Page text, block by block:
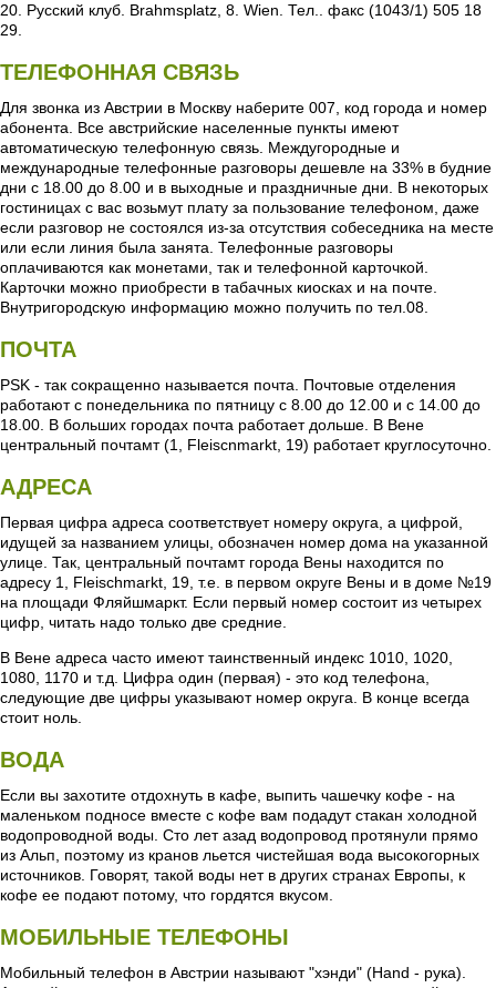
20. Русский клуб. Brahmsplatz, 8. Wien. Тел.. факс (1043/1) 505 18
29.
ТЕЛЕФОННАЯ СВЯЗЬ
Для звонка из Австрии в Москву наберите 007, код города и номер
абонента. Все австрийские населенные пункты имеют
автоматическую телефонную связь. Междугородные и
международные телефонные разговоры дешевле на 33% в будние
дни с 18.00 до 8.00 и в выходные и праздничные дни. В некоторых
гостиницах с вас возьмут плату за пользование телефоном, даже
если разговор не состоялся из-за отсутствия собеседника на месте
или если линия была занята. Телефонные разговоры
оплачиваются как монетами, так и телефонной карточкой.
Карточки можно приобрести в табачных киосках и на почте.
Внутригородскую информацию можно получить по тел.08.
ПОЧТА
PSK - так сокращенно называется почта. Почтовые отделения
работают с понедельника по пятницу с 8.00 до 12.00 и с 14.00 до
18.00. В больших городах почта работает дольше. В Вене
центральный почтамт (1, Fleiscnmarkt, 19) работает круглосуточно.
АДРЕСА
Первая цифра адреса соответствует номеру округа, а цифрой,
идущей за названием улицы, обозначен номер дома на указанной
улице. Так, центральный почтамт города Вены находится по
адресу 1, Fleischmarkt, 19, т.е. в первом округе Вены и в доме №19
на площади Фляйшмаркт. Если первый номер состоит из четырех
цифр, читать надо только две средние.
В Вене адреса часто имеют таинственный индекс 1010, 1020,
1080, 1170 и т.д. Цифра один (первая) - это код телефона,
следующие две цифры указывают номер округа. В конце всегда
стоит ноль.
ВОДА
Если вы захотите отдохнуть в кафе, выпить чашечку кофе - на
маленьком подносе вместе с кофе вам подадут стакан холодной
водопроводной воды. Сто лет азад водопровод протянули прямо
из Альп, поэтому из кранов льется чистейшая вода высокогорных
источников. Говорят, такой воды нет в других странах Европы, к
кофе ее подают потому, что гордятся вкусом.
МОБИЛЬНЫЕ ТЕЛЕФОНЫ
Мобильный телефон в Австрии называют "хэнди" (Hand - рука).